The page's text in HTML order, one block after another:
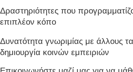
Δραστηριότητες που
επιπλέον κόπο
Δυνατότητα γνωριμίας με άλλους
δημιουργία κοινών εμπειριών